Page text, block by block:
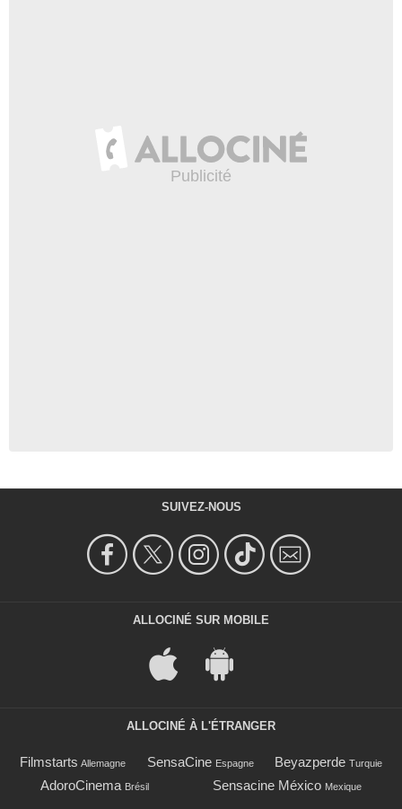
SUIVEZ-NOUS
ALLOCINÉ SUR MOBILE
ALLOCINÉ À L'ÉTRANGER
Filmstarts Allemagne SensaCine Espagne Beyazperde Turquie
AdoroCinema Brésil Sensacine México Mexique